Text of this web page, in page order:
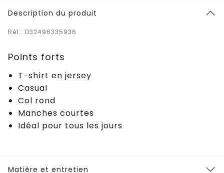
Description du produit
Réf.: D32496335936
Points forts
T-shirt en jersey
Casual
Col rond
Manches courtes
Idéal pour tous les jours
Matière et entretien